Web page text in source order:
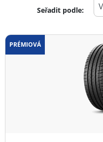
Typ pneumatiky
Všechny typy (5)
Seřadit podle:
PRÉMIOVÁ